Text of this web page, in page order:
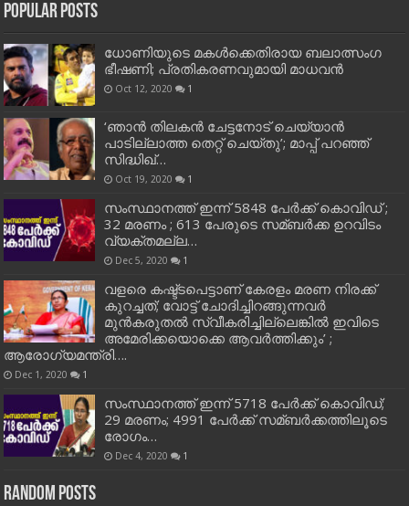
Popular Posts
ധോണിയുടെ മകള്‍ക്കെതിരായ ബലാത്സംഗ
ഭീഷണി; പ്രതികരണവുമായി മാധവന്‍
Oct 12, 2020 1
‘ഞാന്‍ തിലകന്‍ ചേട്ടനോട് ചെയ്യാന്‍
പാടില്ലാത്ത തെറ്റ് ചെയ്തു’; മാപ്പ് പറഞ്ഞ്
സിദ്ധിഖ്…
Oct 19, 2020 1
സംസ്ഥാനത്ത് ഇന്ന് 5848 പേര്‍ക്ക് കൊവി‌ഡ് ;
32 മരണം ; 613 പേരുടെ സമ്ബര്‍ക്ക ഉറവിടം
വ്യക്തമല്ല…
Dec 5, 2020 1
വളരെ കഷ്ട്ടപെട്ടാണ് കേരളം മരണ നിരക്ക്
കുറച്ചത്; വോട്ട് ചോദിച്ചിറങ്ങുന്നവർ
മുൻകരുതൽ സ്വീകരിച്ചില്ലെങ്കിൽ ഇവിടെ
അമേരിക്കയൊക്കെ ആവർത്തിക്കും’ ;
ആരോഗ്യമന്ത്രി….
Dec 1, 2020 1
സംസ്ഥാനത്ത് ഇന്ന് 5718 പേര്‍ക്ക് കൊവിഡ്;
29 മരണം; 4991 പേര്‍ക്ക് സമ്ബര്‍ക്കത്തിലൂടെ
രോഗം…
Dec 4, 2020 1
Random Posts